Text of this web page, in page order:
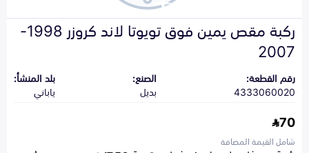
ركبة مقص يمين فوق تويوتا لاند كروزر 1998-
2007
رقم القطعة:
4333060020
الصنع:
بديل
بلد المنشأ:
ياباني
70
شامل القيمة المضافة